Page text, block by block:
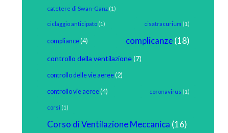
catetere di Swan-Ganz (1)
ciclaggio anticipato (1) cisatracurium (1)
compliance(4) complicanze(18)
controllo della ventilazione(7)
controllo delle vie aeree(2)
controllo vie aeree(4) coronavirus (1)
corsi (1)
Corso di Ventilazione Meccanica (16)